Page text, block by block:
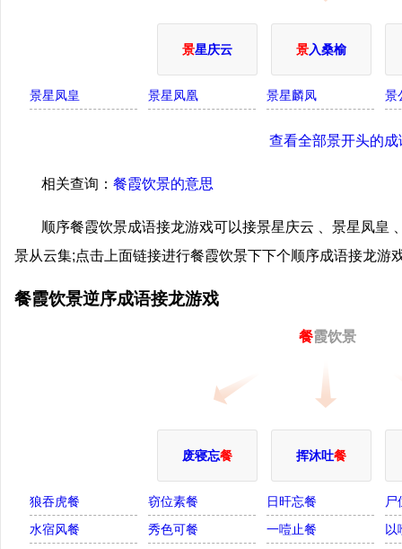
景星庆云 景入桑榆
景星凤皇 景星凤凰 景星麟凤 景
查看全部景开头的成
相关查询： 餐霞饮景的意思
顺序餐霞饮景成语接龙游戏可以接景星庆云 、景星凤皇
景从云集;点击上面链接进行餐霞饮景下下个顺序成语接龙游
餐霞饮景逆序成语接龙游戏
餐霞饮景
废寝忘餐 挥沐吐餐
狼吞虎餐 窃位素餐 日旰忘餐
尸
水宿风餐
秀色可餐 一噎止餐
以